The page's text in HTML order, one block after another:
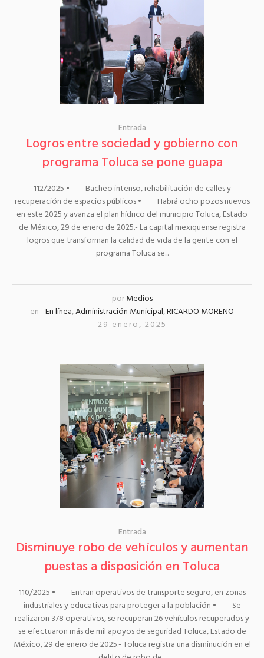
Entrada
Logros entre sociedad y gobierno con
programa Toluca se pone guapa
112/2025 • Bacheo intenso, rehabilitación de calles y
recuperación de espacios públicos • Habrá ocho pozos nuevos
en este 2025 y avanza el plan hídrico del municipio Toluca, Estado
de México, 29 de enero de 2025.- La capital mexiquense registra
logros que transforman la calidad de vida de la gente con el
programa Toluca se...
porMedios
en- En línea,Administración Municipal,RICARDO MORENO
29 enero, 2025
Entrada
Disminuye robo de vehículos y aumentan
puestas a disposición en Toluca
110/2025 • Entran operativos de transporte seguro, en zonas
industriales y educativas para proteger a la población • Se
realizaron 378 operativos, se recuperan 26 vehículos recuperados y
se efectuaron más de mil apoyos de seguridad Toluca, Estado de
México, 29 de enero de 2025.- Toluca registra una disminución en el